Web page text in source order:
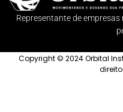
Representante de
Copyright © 2024 Orbital